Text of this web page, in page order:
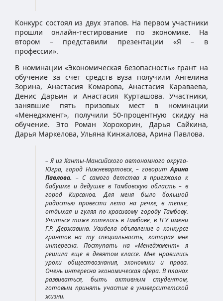
Конкурс состоял из двух этапов. На первом участники
прошли онлайн-тестирование по экономике. На
втором – представили презентации «Я – в
профессии».
В номинации «Экономическая безопасность» грант на
обучение за счет средств вуза получили Ангелина
Зорина, Анастасия Комарова, Анастасия Караваева,
Денис Дарьин и Анастасия Курташова. Участники,
занявшие пять призовых мест в номинации
«Менеджмент», получили 50-процентную скидку на
обучение. Это Роман Хорохорин, Дарья Сайкина,
Дарья Маркелова, Ульяна Кинжалова, Арина Павлова.
– Я из Ханты-Мансийского автономного округа-
Югра, город Нижневартовск, – говоритАрина
Павлова. – С самого детства я приезжала к
бабушке и дедушке в Тамбовскую область – в
город Кирсанов. Для меня было большой
радостью провести лето на речке, в тепле,
отдыхая и гуляя по красивому городу Тамбову.
Учиться тоже хотелось в Тамбове, в ТГУ имени
Г.Р. Державина. Увидела объявление о конкурсе
грантов на ту специальность, которая мне
интересна. Поступать на «Менеджмент» я
решила еще в девятом классе. Мне нравились
уроки обществознания, экономики и права.
Очень интересна экономическая сфера. В планах
развиваться, быть активным студентом,
готовым принять участие в университетской
жизни.